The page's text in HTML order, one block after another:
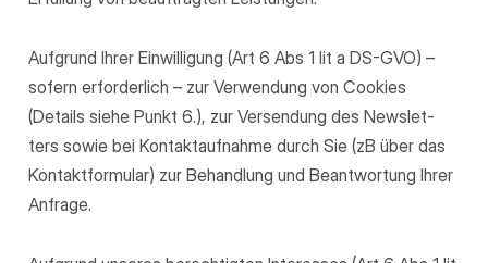
Aufgrund Ihrer Einwilligung (Art 6 Abs 1 lit a DS-GVO) –
sofern erforderlich – zur Verwendung von Cookies
(Details siehe Punkt 6.), zur Versendung des Newslet-
ters sowie bei Kontaktaufnahme durch Sie (zB über das
Kontaktformular) zur Behandlung und Beantwortung Ihrer
Anfrage.